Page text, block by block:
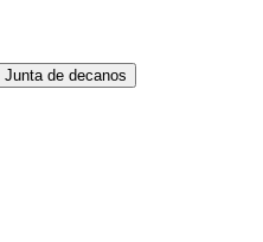
Junta de decanos